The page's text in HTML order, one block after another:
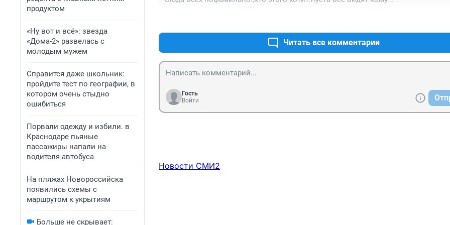
продуктом
«Ну вот и всё»: звезда
«Дома-2» развелась с
молодым мужем
Справится даже школьник:
пройдите тест по географии, в
котором очень стыдно
ошибиться
Порвали одежду и избили. в
Краснодаре пьяные
пассажиры напали на
водителя автобуса
На пляжах Новороссийска
появились схемы с
маршрутом к укрытиям
Больше не скрывает:
Читать все комментарии
Гость
Войти
Новости СМИ2